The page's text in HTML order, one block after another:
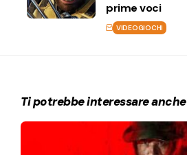
prime voci
VIDEOGIOCHI
Ti potrebbe interessare anche